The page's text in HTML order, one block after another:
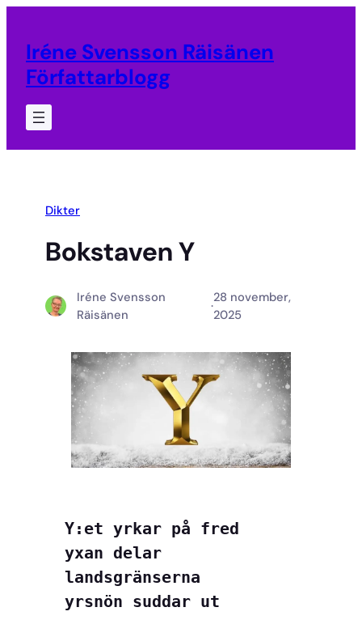
innehåll
Iréne Svensson Räisänen
Författarblogg
Dikter
Bokstaven Y
Iréne Svensson
Räisänen
·
28 november,
2025
Y:et yrkar på fred
yxan delar
landsgränserna
yrsnön suddar ut